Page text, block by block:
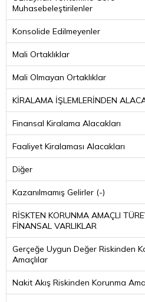
Muhasebeleştirilenler
Konsolide Edilmeyenler
Mali Ortaklıklar
Mali Olmayan Ortaklıklar
KİRALAMA İŞLEMLERİNDEN
Finansal Kiralama Alacakları
Faaliyet Kiralaması Alacakları
Diğer
Kazanılmamış Gelirler (-)
RİSKTEN KORUNMA AMAÇLI
FİNANSAL VARLIKLAR
Gerçeğe Uygun Değer Riskinden
Amaçlılar
Nakit Akış Riskinden Korunma